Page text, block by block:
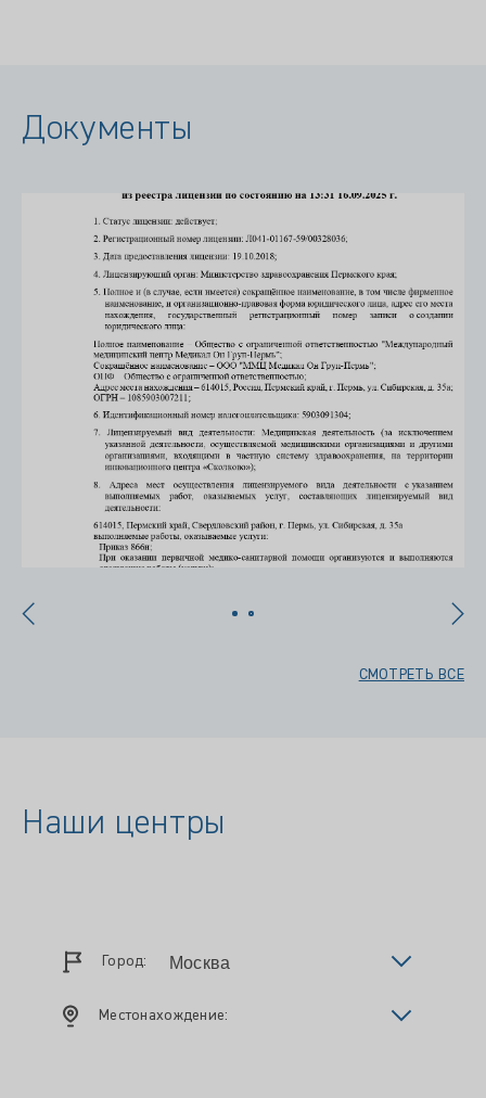
Документы
СМОТРЕТЬ ВСЕ
Наши центры
Город:
Местонахождение: